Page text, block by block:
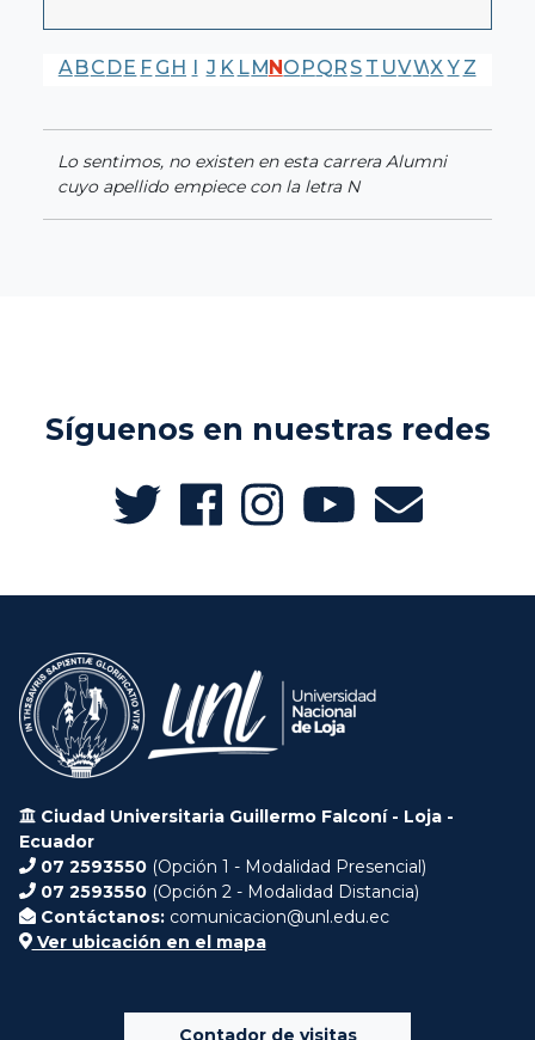
A BC DE F G H I J K LMNO PQR S T UVWX Y Z
Lo sentimos, no existen en esta carrera Alumni
cuyo apellido empiece con la letra N
Síguenos en nuestras redes
Ciudad Universitaria Guillermo Falconí - Loja -
Ecuador
07 2593550 (Opción 1 - Modalidad Presencial)
07 2593550 (Opción 2 - Modalidad Distancia)
Contáctanos: comunicacion@unl.edu.ec
Ver ubicación en el mapa
Contador de visitas